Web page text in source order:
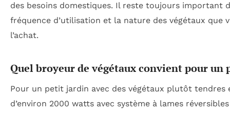
des besoins domestiques. Il reste toujours important
fréquence d’utilisation et la nature des végétaux que
l’achat.
Quel broyeur de végétaux convient pour un
Pour un petit jardin avec des végétaux plutôt
d’environ 2000 watts avec système à lames